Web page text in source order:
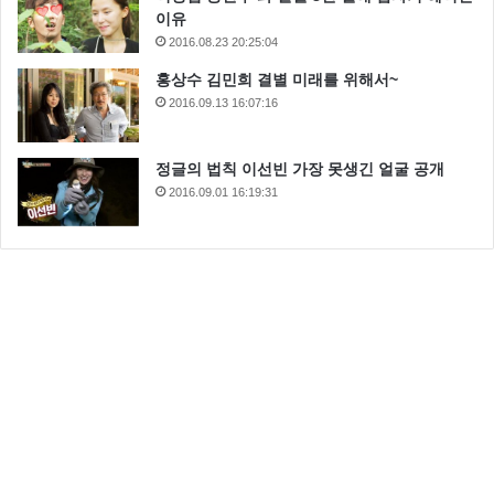
이유
2016.08.23 20:25:04
홍상수 김민희 결별 미래를 위해서~
2016.09.13 16:07:16
정글의 법칙 이선빈 가장 못생긴 얼굴 공개
2016.09.01 16:19:31